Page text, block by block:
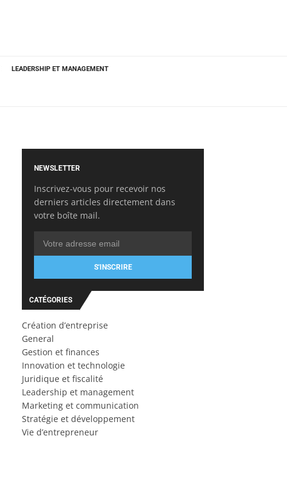
LEADERSHIP ET MANAGEMENT
NEWSLETTER
Inscrivez-vous pour recevoir nos
derniers articles directement dans
votre boîte mail.
S'INSCRIRE
CATÉGORIES
Création d’entreprise
General
Gestion et finances
Innovation et technologie
Juridique et fiscalité
Leadership et management
Marketing et communication
Stratégie et développement
Vie d’entrepreneur